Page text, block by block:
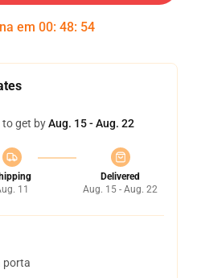
em 00: 48: 54
to get byAug. 15 - Aug. 22
11
Delivered
Aug. 15 - Aug. 22
porta